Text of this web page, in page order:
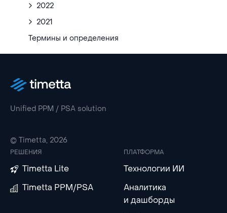
2022
2021
Термины и определения
Unified PPM / PSA solution
© Timetta, 2026
РЕШЕНИЯ
Timetta Lite
Timetta PPM/PSA
ПЛАТФОРМА
Технологии ИИ
Аналитика
и дашборды